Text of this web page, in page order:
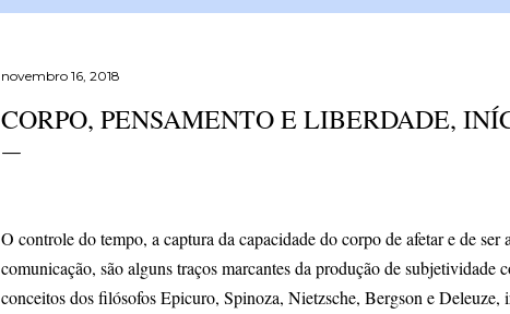
novembro 16, 2018
CORPO, PENSAMENTO E LIBERDADE,
O controle do tempo, a captura da capacidade do corpo de afetar e de ser
comunicação, são alguns traços marcantes da produção de subjetividade
conceitos dos filósofos Epicuro, Spinoza, Nietzsche, Bergson e Deleuze,